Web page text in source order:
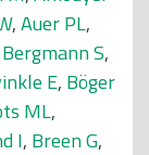
,Auer PL,
Bergmann S,
E, Böger
ML,
I, Breen G,